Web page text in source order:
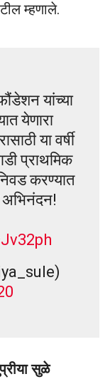
म्हणाले.
यांच्या
येणारा
या वर्षी
प्राथमिक
करण्यात
अभिनंदन!
सुळे